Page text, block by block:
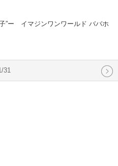
”ー イマジンワンワールド ババホ
31